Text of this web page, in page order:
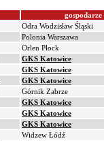
gospodarze
Odra Wodzisław Śląski
Polonia Warszawa
Orlen Płock
GKS Katowice
GKS Katowice
GKS Katowice
Górnik Zabrze
GKS Katowice
GKS Katowice
GKS Katowice
Widzew Łódź